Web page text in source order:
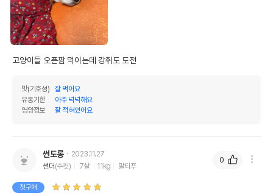
고양이들 오픈팜 먹이는데 강쥐도 도전
맛(기호성)
잘 먹어요
유통기한
아주 넉넉해요
영양정보
잘 적혀있어요
썬도롱
2023.11.27
썬더 (수컷) 7살 11kg 말티푸
첫구매
0